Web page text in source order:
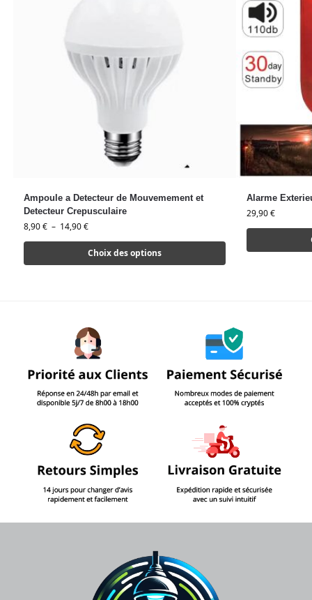
Ampoule a Detecteur de Mouvemement et
Detecteur Crepusculaire
8,90€ – 14,90€
Choix des options
Alarme
29,90€